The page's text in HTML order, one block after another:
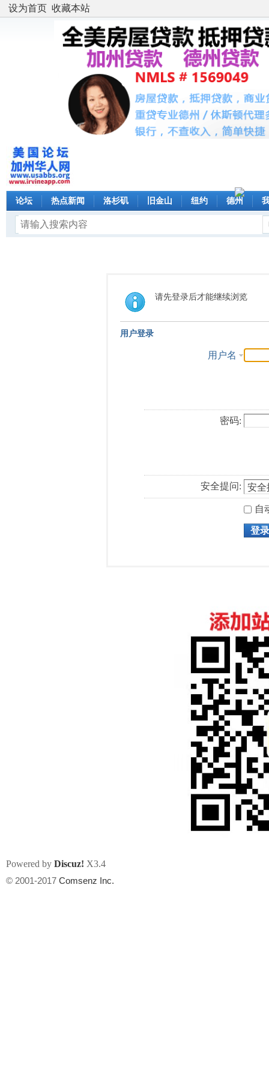
设为首页 收藏本站
论坛 热点新闻 洛杉矶 旧金山 纽约 德州
请先登录后才能继续浏览
用户登录
用户名
密码:
安全提问:
自
登录
Powered by Discuz! X3.4
© 2001-2017 Comsenz Inc.